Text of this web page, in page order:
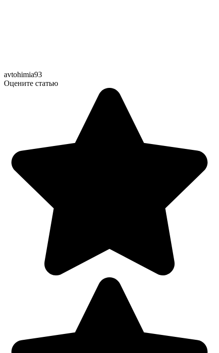
avtohimia93
Оцените статью